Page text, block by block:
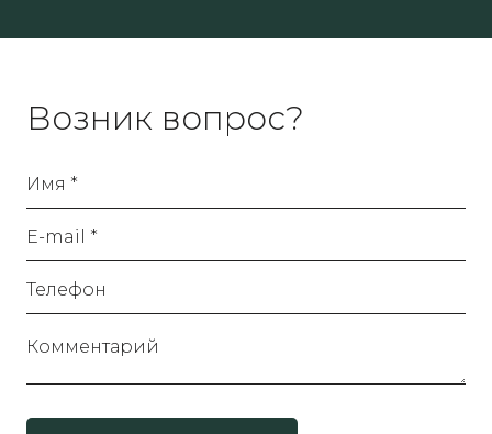
Возник вопрос?
Имя *
E-mail *
Телефон
Комментарий